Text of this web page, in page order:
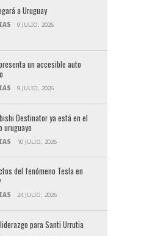
a Uruguay
9 JULIO, 2026
un accesible auto
9 JULIO, 2026
Destinator ya está en el
uruguayo
10 JULIO, 2026
del fenómeno Tesla en
24 JULIO, 2026
para Santi Urrutia